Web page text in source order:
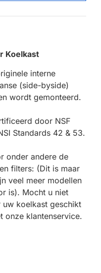
Koelkast
interne
(side-byside)
wordt gemonteerd.
door NSF
Standards 42 & 53.
onder andere de
filters: (Dit is maar
veel meer modellen
is). Mocht u niet
koelkast geschikt
onze klantenservice.